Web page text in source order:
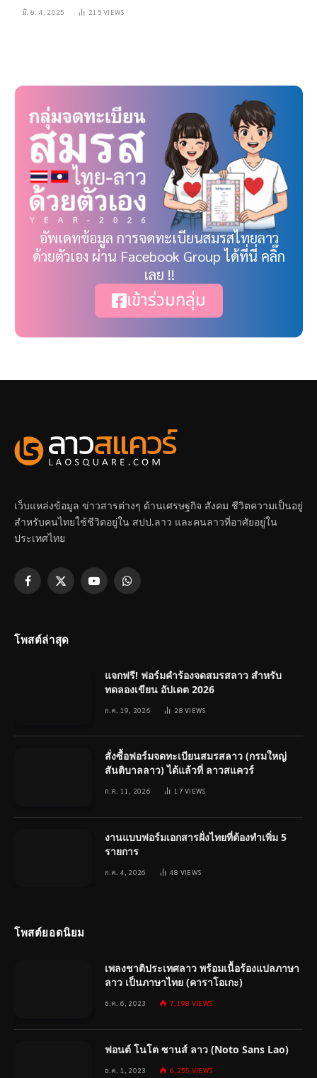
มิ.ย. 4, 2025 215VIEWS
อัพเดทข้อมูล การจดทะเบียนสมรสไทยลาว
ด้วยตัวเอง ผ่าน Facebook Group ได้ที่นี่ คลิ๊ก
เลย !!
เข้าร่วมกลุ่ม
เว็บแหล่งข้อมูล ข่าวสารต่างๆ ด้านเศรษฐกิจ สังคม ชีวิตความเป็นอยู่
สำหรับคนไทยใช้ชีวิตอยู่ใน สปป.ลาว และคนลาวที่อาศัยอยู่ใน
ประเทศไทย
Facebook
X
YouTubeWhatsApp
โพสต์ล่าสุด
แจกฟรี! ฟอร์มคำร้องจดสมรสลาว สำหรับ
ทดลองเขียน อัปเดต 2026
ก.ค. 19, 2026 28VIEWS
สั่งซื้อฟอร์มจดทะเบียนสมรสลาว (กรมใหญ่
สันติบาลลาว) ได้แล้วที่ ลาวสแควร์
ก.ค. 11, 2026 17VIEWS
งานแบบฟอร์มเอกสารฝั่งไทยที่ต้องทำเพิ่ม 5
รายการ
ก.ค. 4, 2026 48 VIEWS
โพสต์ยอดนิยม
เพลงชาติประเทศลาว พร้อมเนื้อร้องแปลภาษา
ลาว เป็นภาษาไทย (คาราโอเกะ)
ธ.ค. 6, 2023 7,198 VIEWS
ฟอนต์ โนโต ซานส์ ลาว (Noto Sans Lao)
ธ.ค. 1, 2023 6,255 VIEWS